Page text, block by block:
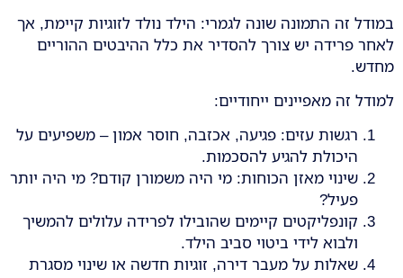
במודל זה התמונה שונה לגמרי: הילד נולד לזוגיות קיימת, אך
לאחר פרידה יש צורך להסדיר את כלל ההיבטים ההוריים
מחדש.
למודל זה מאפיינים ייחודיים:
רגשות עזים: פגיעה, אכזבה, חוסר אמון – משפיעים על
היכולת להגיע להסכמות.
שינוי מאזן הכוחות: מי היה משמורן קודם? מי היה יותר
פעיל?
קונפליקטים קיימים שהובילו לפרידה עלולים להמשיך
ולבוא לידי ביטוי סביב הילד.
שאלות על מעבר דירה, זוגיות חדשה או שינוי מסגרת